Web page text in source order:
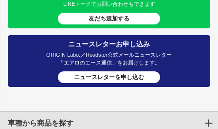
LINEトークでお問い合わせもできます
友だち追加する
ニュースレターお申し込み
ORIGIN Labo.／Roadster公式メールニュースレター
「エアロのエース通信」をお届けします。
ニュースレターを申し込む
車種から商品を探す